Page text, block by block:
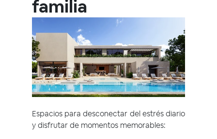
familia
Espacios para desconectar del estrés diario
y disfrutar de momentos memorables: